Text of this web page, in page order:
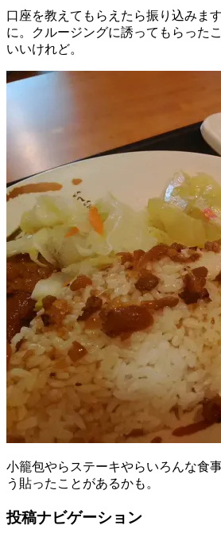
口座を教えてもらえたら振り込みま
に。クルージングに誘ってもらった
いいけれど。
小籠包やらステーキやらいろんな食
う貼ったことがあるかも。
投稿ナビゲーション